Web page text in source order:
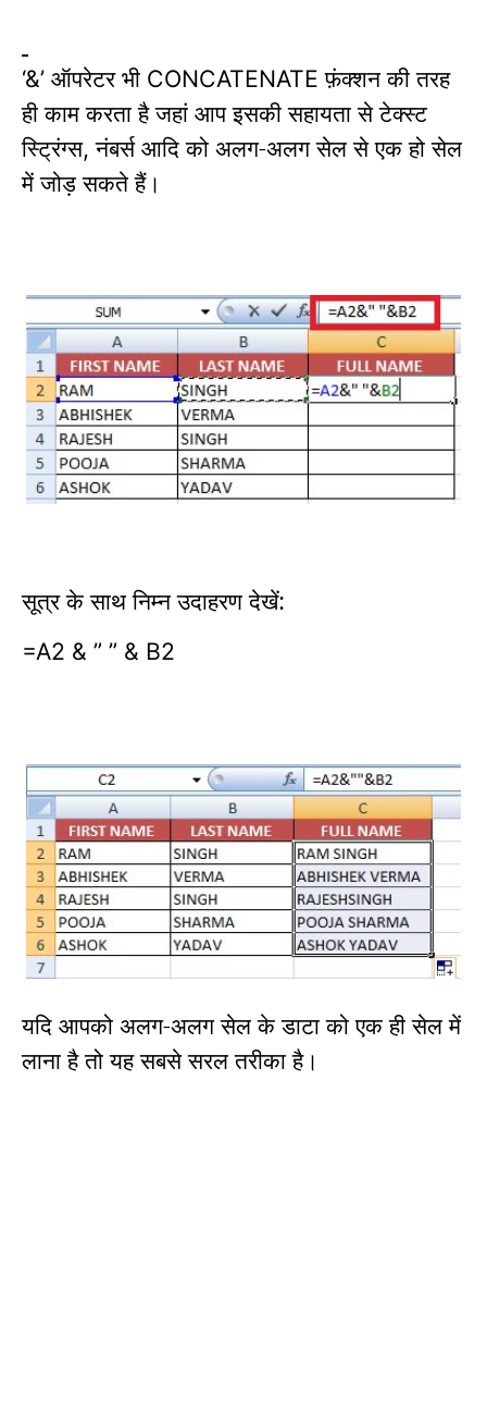
‘&’ ऑपरेटर भी CONCATENATEफ़ंक्शन की तरह
ही काम करता है जहां आप इसकी सहायता से टेक्स्ट
स्ट्रिंग्स,नंबर्स आदि को अलग-अलग सेल से एक हो सेल
में जोड़ सकते हैं।
सूत्र के साथ निम्न उदाहरण देखें:
=A2 & ” ” & B2
यदि आपको अलग-अलग सेल के डाटा को एक ही सेल में
लाना है तो यह सबसे सरल तरीका है।